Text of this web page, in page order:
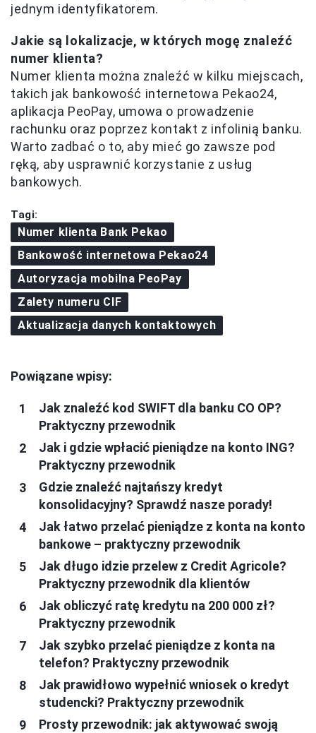
jednym identyfikatorem.
Jakie są lokalizacje, w których mogę znaleźć
numer klienta?
Numer klienta można znaleźć w kilku miejscach,
takich jak bankowość internetowa Pekao24,
aplikacja PeoPay, umowa o prowadzenie
rachunku oraz poprzez kontakt z infolinią banku.
Warto zadbać o to, aby mieć go zawsze pod
ręką, aby usprawnić korzystanie z usług
bankowych.
Tagi:
Numer klienta Bank Pekao
Bankowość internetowa Pekao24
Autoryzacja mobilna PeoPay
Zalety numeru CIF
Aktualizacja danych kontaktowych
Powiązane wpisy:
Jak znaleźć kod SWIFT dla banku CO OP?
Praktyczny przewodnik
Jak i gdzie wpłacić pieniądze na konto ING?
Praktyczny przewodnik
Gdzie znaleźć najtańszy kredyt
konsolidacyjny? Sprawdź nasze porady!
Jak łatwo przelać pieniądze z konta na konto
bankowe – praktyczny przewodnik
Jak długo idzie przelew z Credit Agricole?
Praktyczny przewodnik dla klientów
Jak obliczyć ratę kredytu na 200 000 zł?
Praktyczny przewodnik
Jak szybko przelać pieniądze z konta na
telefon? Praktyczny przewodnik
Jak prawidłowo wypełnić wniosek o kredyt
studencki? Praktyczny przewodnik
Prosty przewodnik: jak aktywować swoją